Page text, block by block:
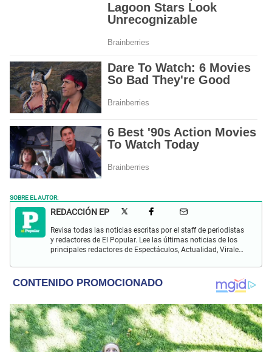
SOBRE EL AUTOR:
REDACCIÓN EP
Revisa todas las noticias escritas por el staff de periodistas
y redactores de El Popular. Lee las últimas noticias de los
principales redactores de Espectáculos, Actualidad, Virales,